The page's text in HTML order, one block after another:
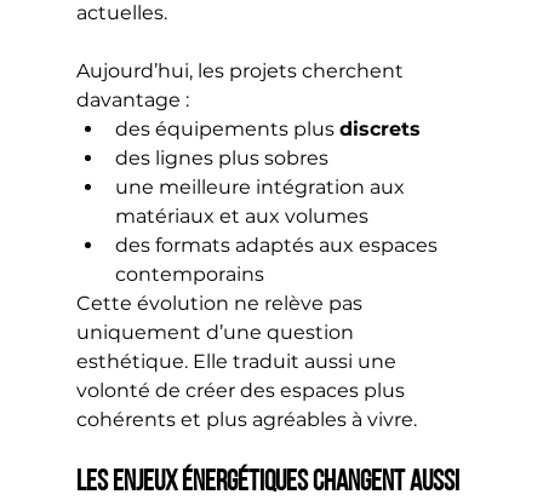
actuelles.
Aujourd’hui, les projets cherchent
davantage :
des équipements plus discrets
des lignes plus sobres
une meilleure intégration aux
matériaux et aux volumes
des formats adaptés aux espaces
contemporains
Cette évolution ne relève pas
uniquement d’une question
esthétique. Elle traduit aussi une
volonté de créer des espaces plus
cohérents et plus agréables à vivre.
Les enjeux énergétiques changent aussi